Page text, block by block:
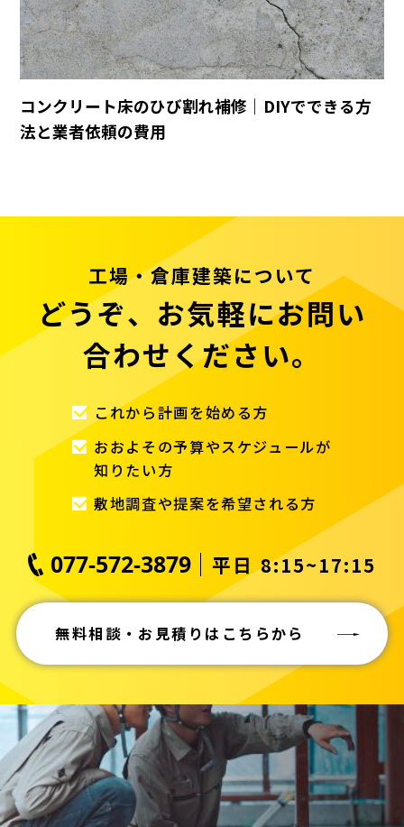
コンクリート床のひび割れ補修｜DIYでできる方
法と業者依頼の費用
工場・倉庫建築について
どうぞ、お気軽にお問い
合わせください。
これから計画を始める方
おおよその予算やスケジュールが
知りたい方
敷地調査や提案を希望される方
077-572-3879 平日 8:15~17:15
無料相談・お見積りはこちらから